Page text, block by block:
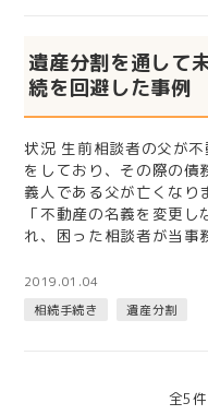
遺産分割を通して
続を回避した事例
状況 生前相談者の父が
をしており、その際の債
義人である父が亡くなり
「不動産の名義を変更
れ、困った相談者が当事
2019.01.04
相続手続き
遺産分割
全5